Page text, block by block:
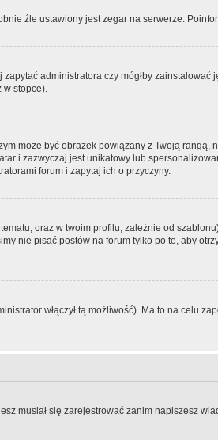
źle ustawiony jest zegar na serwerze.
administratora czy mógłby zainstalować
w stopce).
może być obrazek powiązany z Twoją
i zazwyczaj jest unikatowy lub
forum i zapytaj ich o przyczyny.
oraz w twoim profilu, zależnie od
nie pisać postów na forum tylko po to, aby
włączył tą możliwość). Ma to na celu
musiał się zarejestrować zanim napiszesz